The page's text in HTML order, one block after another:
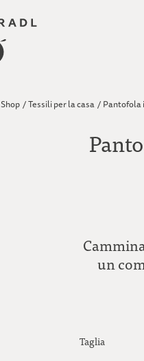
Shop /Tessili per la casa / Pantofola
un
Taglia